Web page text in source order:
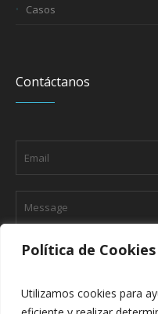
Política de Cookies
Utilizamos cookies para
Casos
Contáctanos